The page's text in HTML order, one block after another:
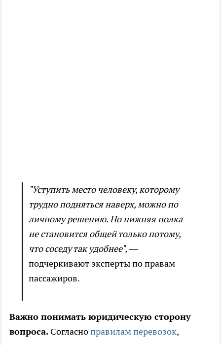
"Уступить место человеку, которому
трудно подняться наверх, можно по
личному решению. Но нижняя полка
не становится общей только потому,
что соседу так удобнее",—
подчеркивают эксперты по правам
пассажиров.
Важно понимать юридическую сторону
вопроса. Согласноправилам перевозок,